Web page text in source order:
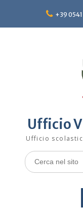
content
+39 0541
Ufficio
Ufficio
Search
for: